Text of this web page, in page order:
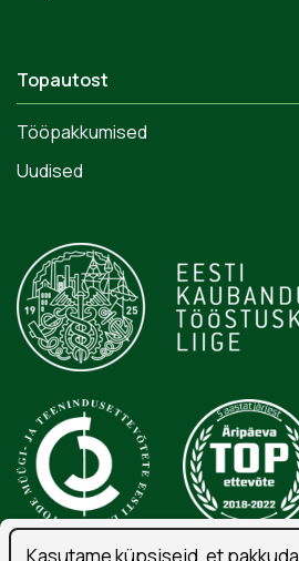
Topautost
Tööpakkumised
Uudised